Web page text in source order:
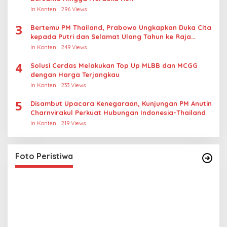
In Konten 296 Views
3
Bertemu PM Thailand, Prabowo Ungkapkan Duka Cita
kepada Putri dan Selamat Ulang Tahun ke Raja
Thailand
In Konten 249 Views
4
Solusi Cerdas Melakukan Top Up MLBB dan MCGG
dengan Harga Terjangkau
In Konten 233 Views
5
Disambut Upacara Kenegaraan, Kunjungan PM Anutin
Charnvirakul Perkuat Hubungan Indonesia-Thailand
In Konten 219 Views
Foto Peristiwa
Penembakan Senjata Khusus TNI
In Foto Peristiwa |